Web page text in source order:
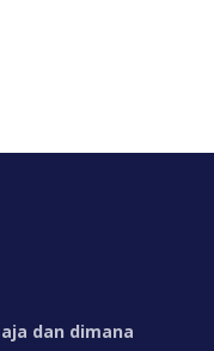
dan dimana